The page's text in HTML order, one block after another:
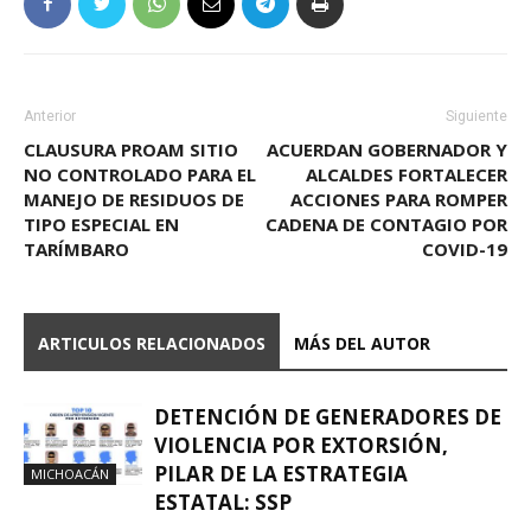
Anterior
CLAUSURA PROAM SITIO
NO CONTROLADO PARA EL
MANEJO DE RESIDUOS DE
TIPO ESPECIAL EN
TARÍMBARO
Siguiente
ACUERDAN GOBERNADOR Y
ALCALDES FORTALECER
ACCIONES PARA ROMPER
CADENA DE CONTAGIO POR
COVID-19
ARTICULOS RELACIONADOS MÁS DEL AUTOR
MICHOACÁN
DETENCIÓN DE GENERADORES DE
VIOLENCIA POR EXTORSIÓN,
PILAR DE LA ESTRATEGIA
ESTATAL: SSP